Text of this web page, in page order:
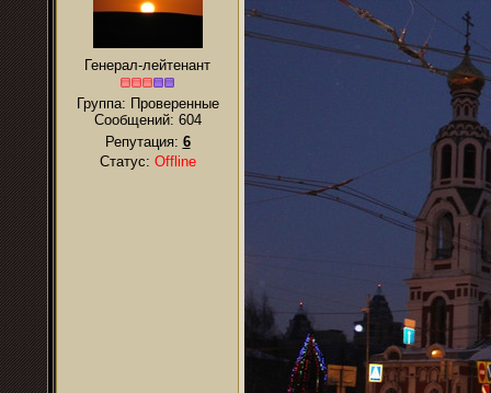
Генерал-лейтенант
Группа: Проверенные
Сообщений: 604
Репутация: 6
Статус: Offline